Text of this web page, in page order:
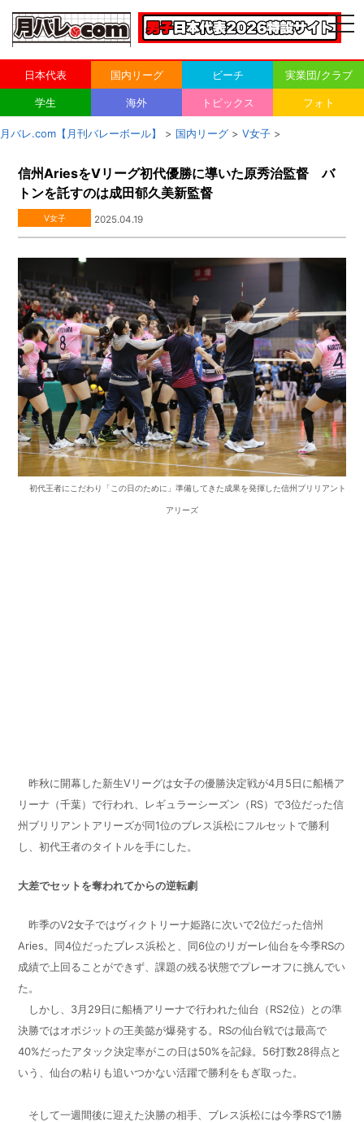
日本代表 国内リーグ ビーチ 実業団/クラブ
学生 海外 トピックス フォト
月バレ.com【月刊バレーボール】 > 国内リーグ > V女子 >
信州AriesをVリーグ初代優勝に導いた原秀治監督 バ
トンを託すのは成田郁久美新監督
V女子 2025.04.19
初代王者にこだわり「この日のために」準備してきた成果を発揮した信州ブリリアント
アリーズ
昨秋に開幕した新生Vリーグは女子の優勝決定戦が4月 5日に船橋ア
リーナ（千葉）で行われ、レギュラーシーズン（RS）で3位だった信
州ブリリアントアリーズが同1位のブレス浜松にフルセットで勝利
し、初代王者のタイトルを手にした。
大差でセットを奪われてからの逆転劇
昨季のV2女子ではヴィクトリーナ姫路に次いで2位だった信州
Aries。同4位だったブレス浜松と、同6位のリガーレ仙台を今季RSの
成績で上回ることができず、課題の残る状態でプレーオフに挑んでい
た。
しかし、 3月 29日に船橋アリーナで行われた仙台（RS2位）との準
決勝ではオポジットの王美懿が爆発する。 RSの仙台戦では最高で
40%だったアタック決定率がこの日は50%を記録。 56打数28得点と
いう、仙台の粘りも追いつかない活躍で勝利をもぎ取った。
そして一週間後に迎えた決勝の相手、ブレス浜松には今季RSで1勝